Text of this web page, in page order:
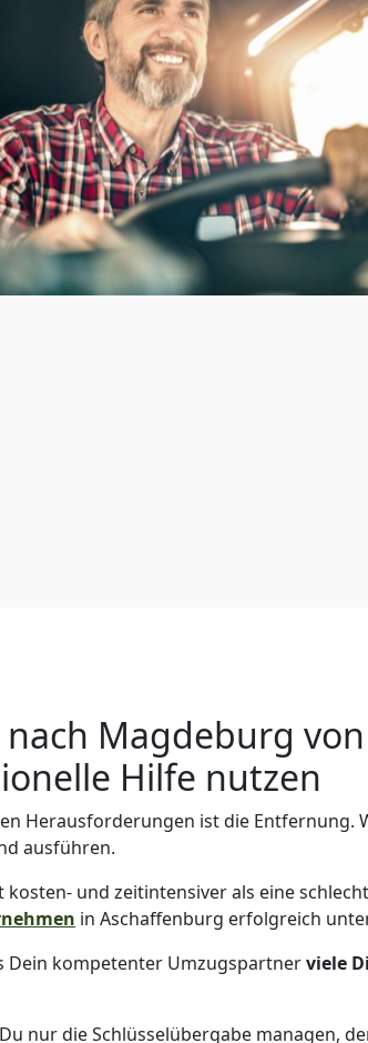
Magdeburg
Hilfe nutzen
Herausforderungen ist die Entfernung.
ausführen.
kosten- und zeitintensiver als eine
in Aschaffenburg erfolgreich
Dein kompetenter Umzugspartnerviele
nur die Schlüsselübergabe managen,